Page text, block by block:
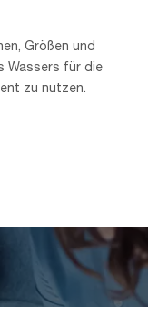
Größen und
Wassers für die
zu nutzen.